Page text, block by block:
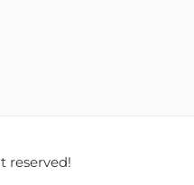
reserved!